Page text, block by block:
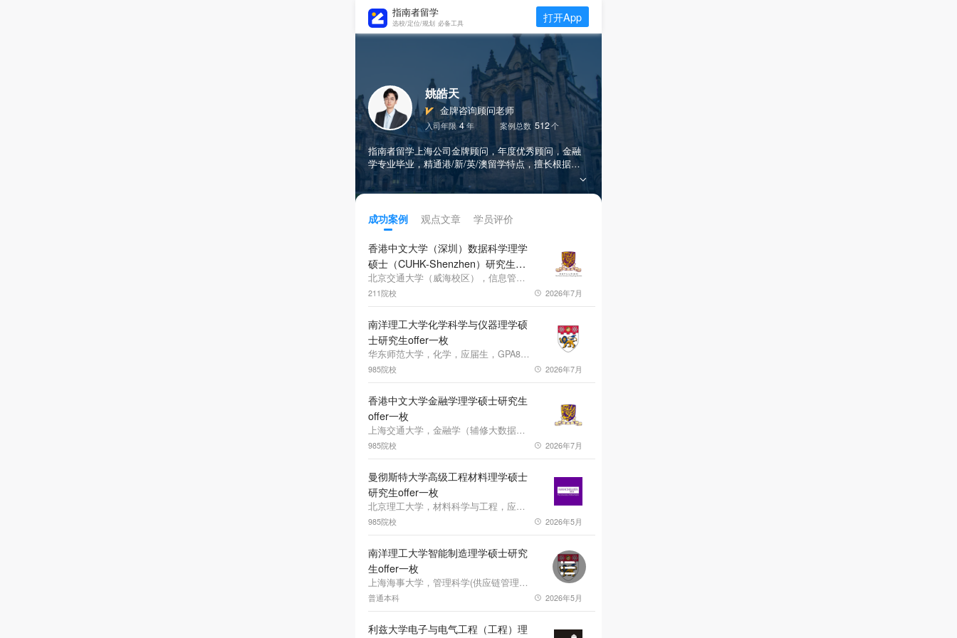
指南者留学
选校/定位/规划 必备工具 打开App
姚皓天
金牌咨询顾问老师
入司年限 4年 案例总数 512个
指南者留学上海公司金牌顾问，年度优秀顾问，金融
学专业毕业，精通港/新/英/澳留学特点，擅长根据学
生不同诉求，制定高度个性化的留学方案，全程跟
踪，耐心负责。帮助学生拿到包含Cambridge，ic，uc
成功案例 观点文章
学员评价
香港中文大学（深圳）数据科学理学
硕士（CUHK-Shenzhen）研究生
offer一枚
北京交通大学（威海校区），信息管理与信息系统，其他，GPA3.56，雅思7.0、六级582
211院校 2026年7月
南洋理工大学化学科学与仪器理学硕
士研究生offer一枚
华东师范大学，化学，应届生，GPA82，雅思7.5
985院校 2026年7月
香港中文大学金融学理学硕士研究生
offer一枚
上海交通大学，金融学（辅修大数据应用与管理），应届生，GPA82.29，雅思7.0
985院校 2026年7月
曼彻斯特大学高级工程材料理学硕士
研究生offer一枚
北京理工大学，材料科学与工程，应届生，GPA3.29，雅思6.5
985院校 2026年5月
南洋理工大学智能制造理学硕士研究
生offer一枚
上海海事大学，管理科学(供应链管理方向)，应届生，GPA3.59，雅思6.0
普通本科 2026年5月
利兹大学电子与电气工程（工程）理